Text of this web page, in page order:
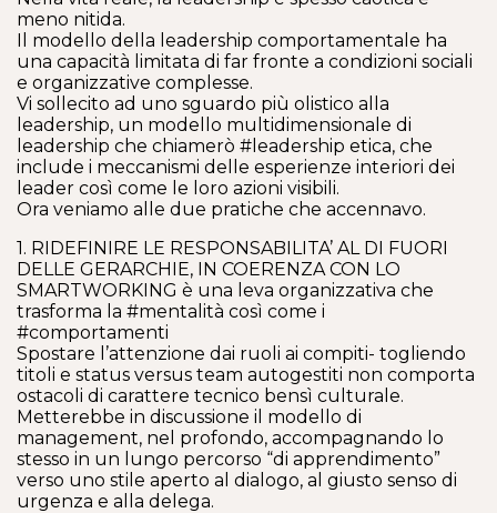
meno nitida.
Il modello della leadership comportamentale ha
una capacità limitata di far fronte a condizioni sociali
e organizzative complesse.
Vi sollecito ad uno sguardo più olistico alla
leadership, un modello multidimensionale di
leadership che chiamerò #leadership etica, che
include i meccanismi delle esperienze interiori dei
leader così come le loro azioni visibili.
Ora veniamo alle due pratiche che accennavo.
1. RIDEFINIRE LE RESPONSABILITA’ AL DI FUORI
DELLE GERARCHIE, IN COERENZA CON LO
SMARTWORKING è una leva organizzativa che
trasforma la #mentalità così come i
#comportamenti
Spostare l’attenzione dai ruoli ai compiti- togliendo
titoli e status versus team autogestiti non comporta
ostacoli di carattere tecnico bensì culturale.
Metterebbe in discussione il modello di
management, nel profondo, accompagnando lo
stesso in un lungo percorso “di apprendimento”
verso uno stile aperto al dialogo, al giusto senso di
urgenza e alla delega.